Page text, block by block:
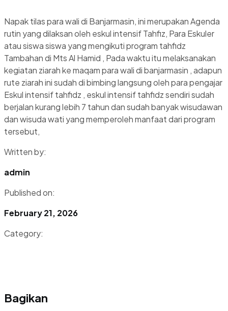
Napak tilas para wali di Banjarmasin, ini merupakan Agenda
rutin yang dilaksan oleh eskul intensif Tahfiz, Para Eskuler
atau siswa siswa yang mengikuti program tahfidz
Tambahan di Mts Al Hamid , Pada waktu itu melaksanakan
kegiatan ziarah ke maqam para wali di banjarmasin , adapun
rute ziarah ini sudah di bimbing langsung oleh para pengajar
Eskul intensif tahfidz , eskul intensif tahfidz sendiri sudah
berjalan kurang lebih 7 tahun dan sudah banyak wisudawan
dan wisuda wati yang memperoleh manfaat dari program
tersebut,
Written by:
admin
Published on:
February 21, 2026
Category:
Bagikan